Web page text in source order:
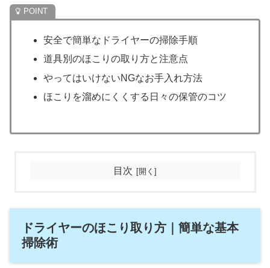
安全で簡単なドライヤーの掃除手順
道具別のほこりの取り方と注意点
やってはいけないNGなお手入れ方法
ほこりを溜めにくくする日々の保管のコツ
目次
ドライヤーのほこり取り方｜簡単な基本
掃除術